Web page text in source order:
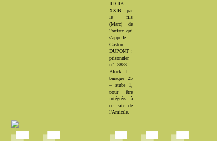
IID-IIB-
XXIB par
le fils
(Marc) de
l'artiste qui
s'appelle
Gaston
DUPONT :
prisonnier
n° 3883 –
Block I -
baraque 25
– stube 1,
pour être
intégrées à
ce site de
l'Amicale.